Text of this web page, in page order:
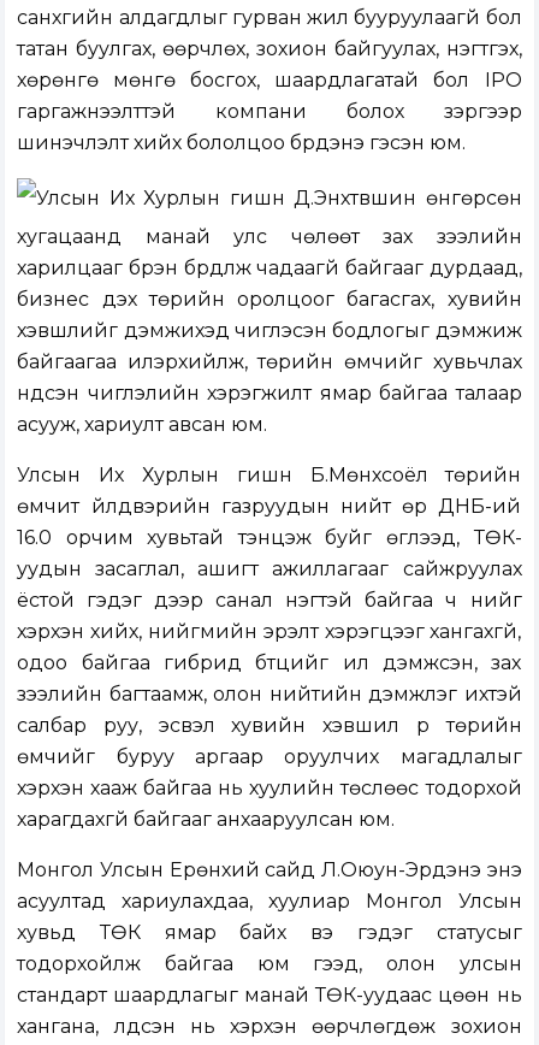
санхүүгийн алдагдлыг гурван жил бууруулаагүй бол
татан буулгах, өөрчлөх, зохион байгуулах, нэгтгэх,
хөрөнгө мөнгө босгох, шаардлагатай бол IPO
гаргажнээлттэй компани болох зэргээр
шинэчлэлт хийх бололцоо бүрдэнэ гэсэн юм.
Улсын Их Хурлын гишүүн Д.Энхтүвшин өнгөрсөн
хугацаанд манай улс чөлөөт зах зээлийн
харилцааг бүрэн бүрдүүлж чадаагүй байгааг дурдаад,
бизнес дэх төрийн оролцоог багасгах, хувийн
хэвшлийг дэмжихэд чиглэсэн бодлогыг дэмжиж
байгаагаа илэрхийлж, төрийн өмчийг хувьчлах
үндсэн чиглэлийн хэрэгжилт ямар байгаа талаар
асууж, хариулт авсан юм.
Улсын Их Хурлын гишүүн Б.Мөнхсоёл төрийн
өмчит үйлдвэрийн газруудын нийт өр ДНБ-ий
16.0 орчим хувьтай тэнцэж буйг өгүүлээд, ТӨК-
уудын засаглал, ашигт ажиллагааг сайжруулах
ёстой гэдэг дээр санал нэгтэй байгаа ч үүнийг
хэрхэн хийх, нийгмийн эрэлт хэрэгцээг хангахгүй,
одоо байгаа гибрид бүтцийг илүү дэмжсэн, зах
зээлийн багтаамж, олон нийтийн дэмжлэг ихтэй
салбар руу, эсвэл хувийн хэвшил рүү төрийн
өмчийг буруу аргаар оруулчих магадлалыг
хэрхэн хааж байгаа нь хуулийн төслөөс тодорхой
харагдахгүй байгааг анхааруулсан юм.
Монгол Улсын Ерөнхий сайд Л.Оюун-Эрдэнэ энэ
асуултад хариулахдаа, хуулиар Монгол Улсын
хувьд ТӨК ямар байх вэ гэдэг статусыг
тодорхойлж байгаа юм гээд, олон улсын
стандарт шаардлагыг манай ТӨК-уудаас цөөн нь
хангана, үлдсэн нь хэрхэн өөрчлөгдөж зохион